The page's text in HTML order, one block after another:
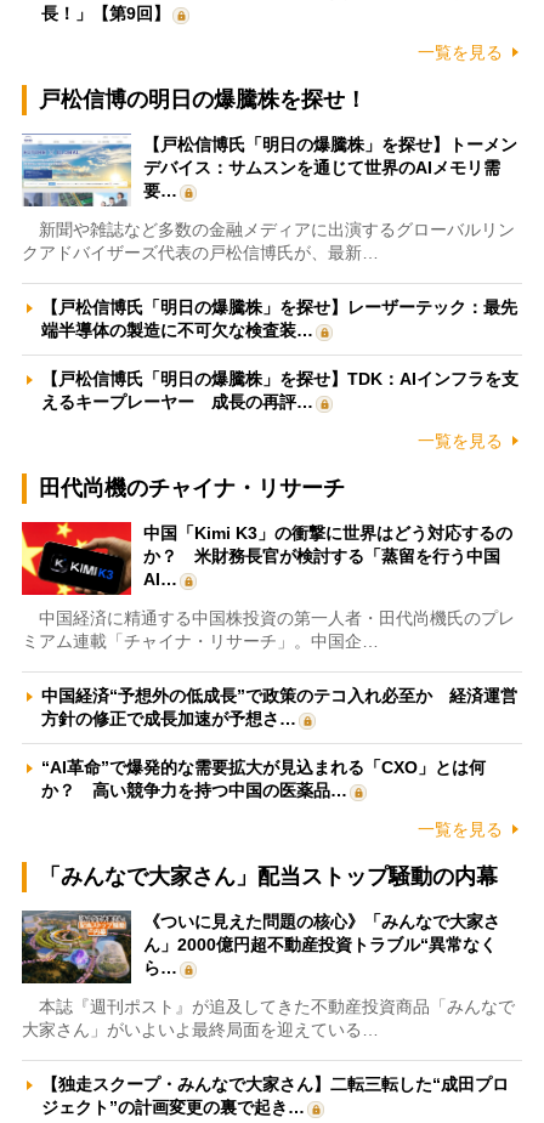
長！」【第9回】
一覧を見る
戸松信博の明日の爆騰株を探せ！
【戸松信博氏「明日の爆騰株」を探せ】トーメン
デバイス：サムスンを通じて世界のAIメモリ需
要…
新聞や雑誌など多数の金融メディアに出演するグローバルリン
クアドバイザーズ代表の戸松信博氏が、最新…
【戸松信博氏「明日の爆騰株」を探せ】レーザーテック：最先
端半導体の製造に不可欠な検査装…
【戸松信博氏「明日の爆騰株」を探せ】TDK：AIインフラを支
えるキープレーヤー 成長の再評…
一覧を見る
田代尚機のチャイナ・リサーチ
中国「Kimi K3」の衝撃に世界はどう対応するの
か？ 米財務長官が検討する「蒸留を行う中国
AI…
中国経済に精通する中国株投資の第一人者・田代尚機氏のプレ
ミアム連載「チャイナ・リサーチ」。中国企…
中国経済“予想外の低成長”で政策のテコ入れ必至か 経済運営
方針の修正で成長加速が予想さ…
“AI革命”で爆発的な需要拡大が見込まれる「CXO」とは何
か？ 高い競争力を持つ中国の医薬品…
一覧を見る
「みんなで大家さん」配当ストップ騒動の内幕
《ついに見えた問題の核心》「みんなで大家さ
ん」2000億円超不動産投資トラブル“異常なく
ら…
本誌『週刊ポスト』が追及してきた不動産投資商品「みんなで
大家さん」がいよいよ最終局面を迎えている…
【独走スクープ・みんなで大家さん】二転三転した“成田プロ
ジェクト”の計画変更の裏で起き…